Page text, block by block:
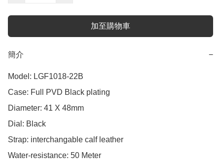
加至購物車
簡介 −
Model: LGF1018-22B
Case: Full PVD Black plating
Diameter: 41 X 48mm
Dial: Black
Strap: interchangable calf leather
Water-resistance: 50 Meter